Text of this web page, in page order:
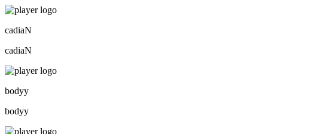
cadiaN
cadiaN
bodyy
bodyy